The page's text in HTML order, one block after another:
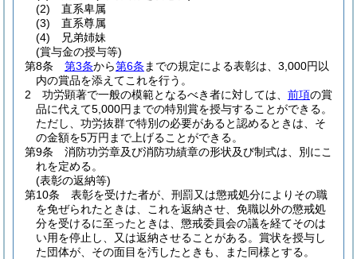
(2)
直系卑属
(3)
直系尊属
(4)
兄弟姉妹
(賞与金の授与等)
第8条
第3条から第6条 までの規定による表彰は、3,000円以
内の賞品を添えてこれを行う。
2
功労顕著で一般の模範となるべき者に対しては、 前項の賞
品に代えて5,000円までの特別賞を授与することができる。
ただし、功労抜群で特別の必要があると認めるときは、そ
の金額を5万円まで上げることができる。
第9条
消防功労章及び消防功績章の形状及び制式は、別にこ
れを定める。
(表彰の返納等)
第10条
表彰を受けた者が、刑罰又は懲戒処分によりその職
を免ぜられたときは、これを返納させ、免職以外の懲戒処
分を受けるに至ったときは、懲戒委員会の議を経てそのは
い用を停止し、又は返納させることがある。 賞状を授与し
た団体が、その面目を汚したときも、また同様とする。